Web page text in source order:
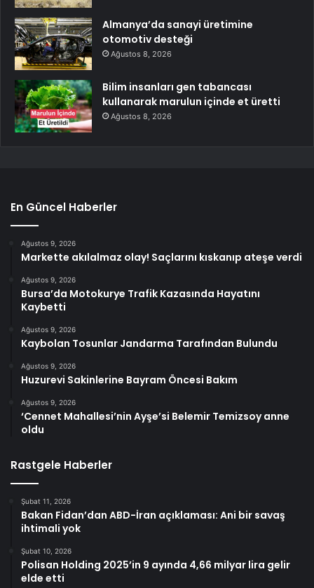
Almanya’da sanayi üretimine
otomotiv desteği
Ağustos 8, 2026
Bilim insanları gen tabancası
kullanarak marulun içinde et üretti
Ağustos 8, 2026
En Güncel Haberler
Ağustos 9, 2026
Markette akılalmaz olay! Saçlarını kıskanıp ateşe verdi
Ağustos 9, 2026
Bursa’da Motokurye Trafik Kazasında Hayatını
Kaybetti
Ağustos 9, 2026
Kaybolan Tosunlar Jandarma Tarafından Bulundu
Ağustos 9, 2026
Huzurevi Sakinlerine Bayram Öncesi Bakım
Ağustos 9, 2026
‘Cennet Mahallesi’nin Ayşe’si Belemir Temizsoy anne
oldu
Rastgele Haberler
Şubat 11, 2026
Bakan Fidan’dan ABD-İran açıklaması: Ani bir savaş
ihtimali yok
Şubat 10, 2026
Polisan Holding 2025’in 9 ayında 4,66 milyar lira gelir
elde etti